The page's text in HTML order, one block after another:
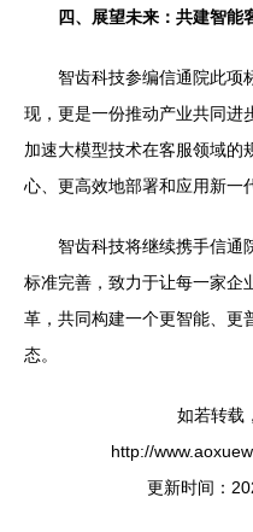
四、展望未来：共建智能
智齿科技参编信通院此项
现，更是一份推动产业共同进
加速大模型技术在客服领域的
心、更高效地部署和应用新一
智齿科技将继续携手信通
标准完善，致力于让每一家企
革，共同构建一个更智能、更
态。
如若转载
http://
更新时间：